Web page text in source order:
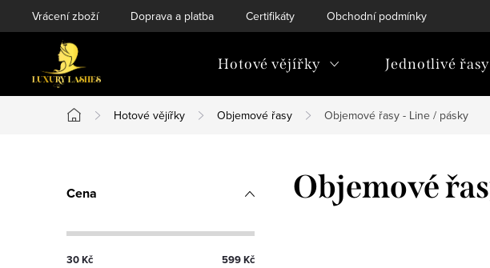
na
Vrácení zboží Doprava a platba Certifikáty Obchodní podmínky
Hotové vějířky Jednotlivé řasy
Domů
Hotové vějířky Objemové řasy Objemové řasy - Line / pásky
P
s
Cena
30Kč 599Kč
Objemové